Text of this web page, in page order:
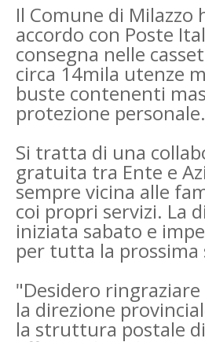
Il Comune di Milazzo
accordo con Poste
consegna nelle
circa 14mila utenze
buste contenenti
protezione personale.
Si tratta di una
gratuita tra Ente e
sempre vicina alle
coi propri servizi. La
iniziata sabato e
per tutta la
"Desidero
la direzione
la struttura postale